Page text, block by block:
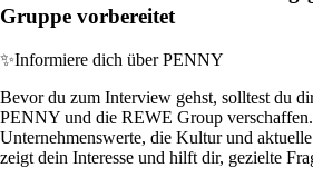
Gruppe vorbereitet
✨Informiere dich über PENNY
Bevor du zum Interview gehst, solltest du
PENNY und die REWE Group
Unternehmenswerte, die Kultur und
zeigt dein Interesse und hilft dir, gezielte